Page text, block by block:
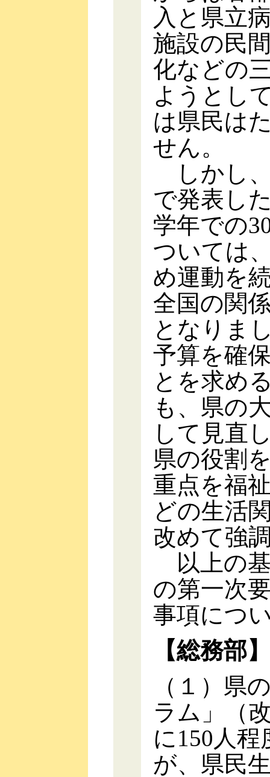
入と県立
施設の民
化などの
ようとし
は県民は
せん。
しかし
で発表し
学年での
ついては
め運動を
全国の関
となりま
予算を確
とを求め
も、県の
して見直
県の役割
重点を福
どの生活
改めて強
以上の
の第一次
事項につ
【総務部】
（１）県
ラム」（
に150人
が、県民